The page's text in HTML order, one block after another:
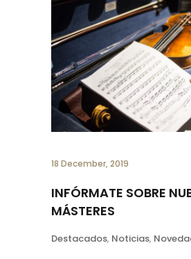
18 December, 2019
INFÓRMATE SOBRE
MÁSTERES
Destacados, Noticias,